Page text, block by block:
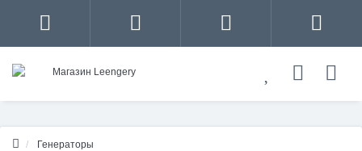
Генераторы